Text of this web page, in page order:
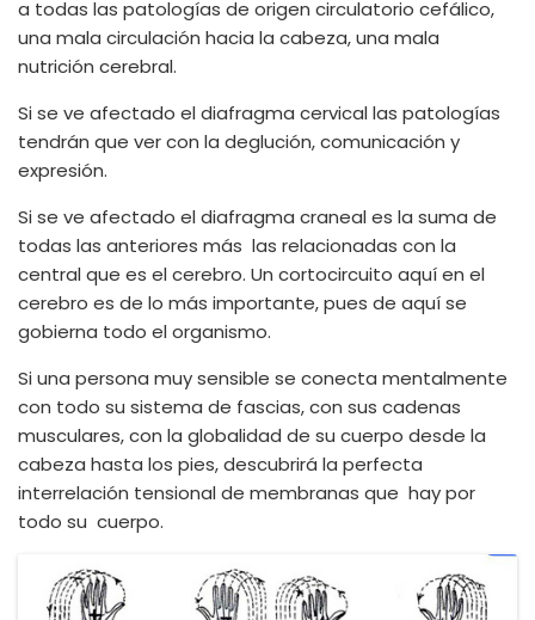
a todas las patologías de origen circulatorio cefálico,
una mala circulación hacia la cabeza, una mala
nutrición cerebral.
Si se ve afectado el diafragma cervical las patologías
tendrán que ver con la deglución, comunicación y
expresión.
Si se ve afectado el diafragma craneal es la suma de
todas las anteriores más las relacionadas con la
central que es el cerebro. Un cortocircuito aquí en el
cerebro es de lo más importante, pues de aquí se
gobierna todo el organismo.
Si una persona muy sensible se conecta mentalmente
con todo su sistema de fascias, con sus cadenas
musculares, con la globalidad de su cuerpo desde la
cabeza hasta los pies, descubrirá la perfecta
interrelación tensional de membranas que hay por
todo su cuerpo.